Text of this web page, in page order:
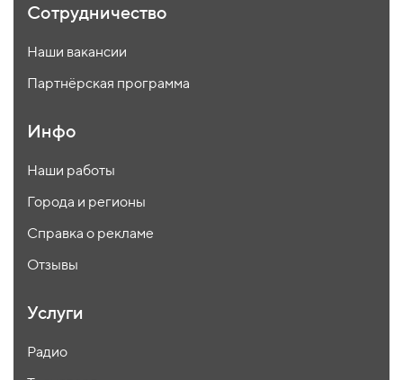
Сотрудничество
Наши вакансии
Партнёрская программа
Инфо
Наши работы
Города и регионы
Справка о рекламе
Отзывы
Услуги
Радио